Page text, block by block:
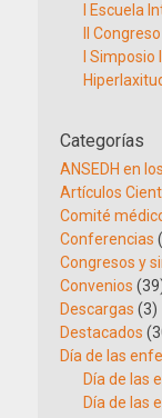
I Escuela
II
I
Categorías
ANSEDH en
Artículos
Comité
Conferencias
Congresos y
Convenios
Descargas (3)
Destacados
Día de las
Día de las
Día de las